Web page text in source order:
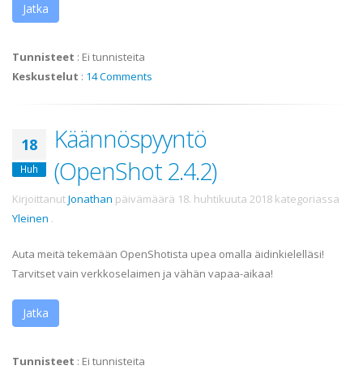
Jatka
Tunnisteet : Ei tunnisteita
Keskustelut : 14 Comments
18
Huh
Käännöspyyntö
(OpenShot 2.4.2)
KirjoittanutJonathan päivämäärä 18. huhtikuuta 2018 kategoriassa
Yleinen .
Auta meitä tekemään OpenShotista upea omalla äidinkielelläsi!
Tarvitset vain verkkoselaimen ja vähän vapaa-aikaa!
Jatka
Tunnisteet : Ei tunnisteita